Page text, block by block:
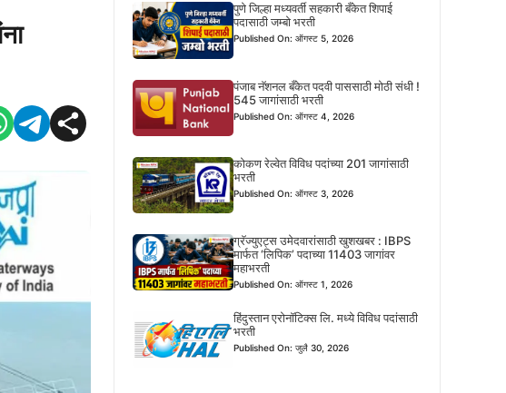
पुणे जिल्हा मध्यवर्ती सहकारी बँकेत शिपाई
पदासाठी जम्बो भरती
Published On: ऑगस्ट 5, 2026
पंजाब नॅशनल बँकेत पदवी पाससाठी मोठी संधी !
545 जागांसाठी भरती
Published On: ऑगस्ट 4, 2026
कोकण रेल्वेत विविध पदांच्या 201 जागांसाठी
भरती
Published On: ऑगस्ट 3, 2026
ग्रॅज्युएट्स उमेदवारांसाठी खुशखबर : IBPS
मार्फत ‘लिपिक’ पदाच्या 11403 जागांवर
महाभरती
Published On: ऑगस्ट 1, 2026
हिंदुस्तान एरोनॉटिक्स लि. मध्ये विविध पदांसाठी
भरती
Published On: जुलै 30, 2026